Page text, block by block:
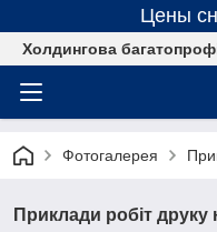
Цены
Холдингова
Фотогалерея
Приклади робіт